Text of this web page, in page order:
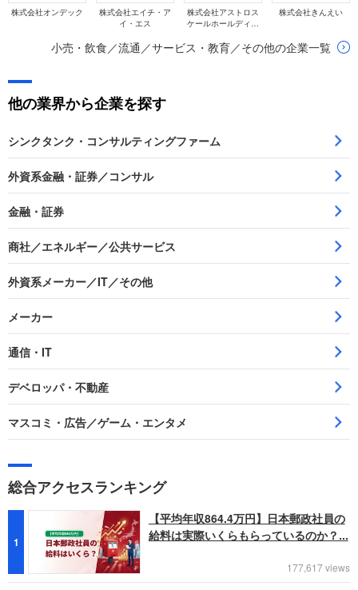
株式会社オンデック
株式会社エイチ・ア
イ・エス
株式会社アストロス
ケールホールディン
株式会社きんえい
小売・飲食／流通／サービス・教育／その他の企業一覧
他の業界から企業を探す
シンクタンク・コンサルティングファーム
外資系金融・証券／コンサル
金融・証券
商社／エネルギー／公共サービス
外資系メーカー／IT／その他
メーカー
通信・IT
デベロッパ・不動産
マスコミ・広告／ゲーム・エンタメ
総合アクセスランキング
1
【平均年収864.4万円】日本郵政社員の
給料は実際いくらもらっているのか？...
177,617 views